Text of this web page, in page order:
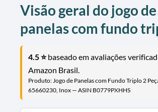
Visão geral do jogo de
panelas com fundo
4.5 ⭐baseado em avaliações
Amazon Brasil.
Produto: Jogo de Panelas com Fundo Triplo 2
65660230, Inox — ASIN B0779PXHHS